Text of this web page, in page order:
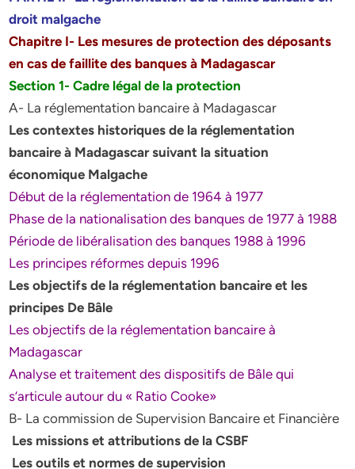
droit malgache
Chapitre I- Les mesures de protection des déposants
en cas de faillite des banques à Madagascar
Section 1- Cadre légal de la protection
A- La réglementation bancaire à Madagascar
Les contextes historiques de la réglementation
bancaire à Madagascar suivant la situation
économique Malgache
Début de la réglementation de 1964 à 1977
Phase de la nationalisation des banques de 1977 à 1988
Période de libéralisation des banques 1988 à 1996
Les principes réformes depuis 1996
Les objectifs de la réglementation bancaire et les
principes De Bâle
Les objectifs de la réglementation bancaire à
Madagascar
Analyse et traitement des dispositifs de Bâle qui
s’articule autour du « Ratio Cooke»
B- La commission de Supervision Bancaire et Financière
Les missions et attributions de la CSBF
Les outils et normes de supervision